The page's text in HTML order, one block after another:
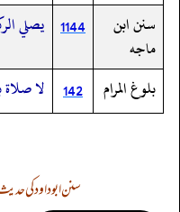
سنن ابن
ماجه
1144 يصلي
بلوغ المرام 142 لا
سنن ابوداود کی حدیث نمبر 1278 کے